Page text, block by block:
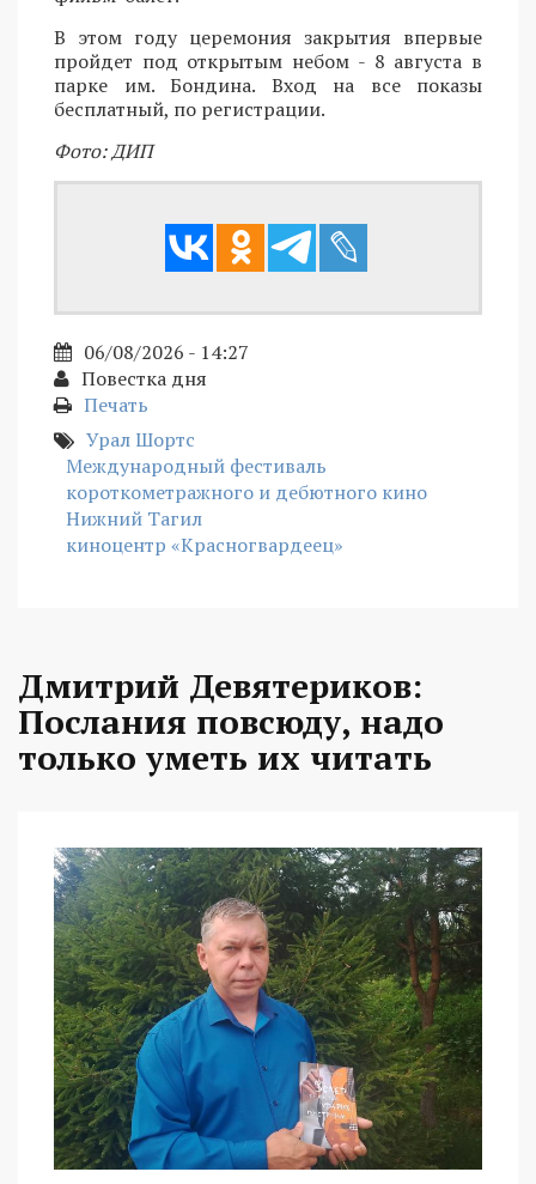
В этом году церемония закрытия впервые
пройдет под открытым небом - 8 августа в
парке им. Бондина. Вход на все показы
бесплатный, по регистрации.
Фото: ДИП
06/08/2026 - 14:27
Повестка дня
Печать
Урал Шортс
Международный фестиваль
короткометражного и дебютного кино
Нижний Тагил
киноцентр «Красногвардеец»
Дмитрий Девятериков:
Послания повсюду, надо
только уметь их читать